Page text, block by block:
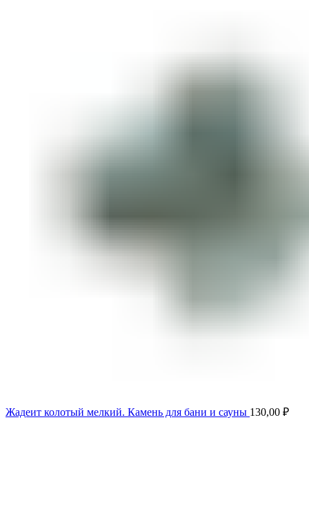
Жадеит колотый мелкий. Камень для бани и сауны 130,00 ₽